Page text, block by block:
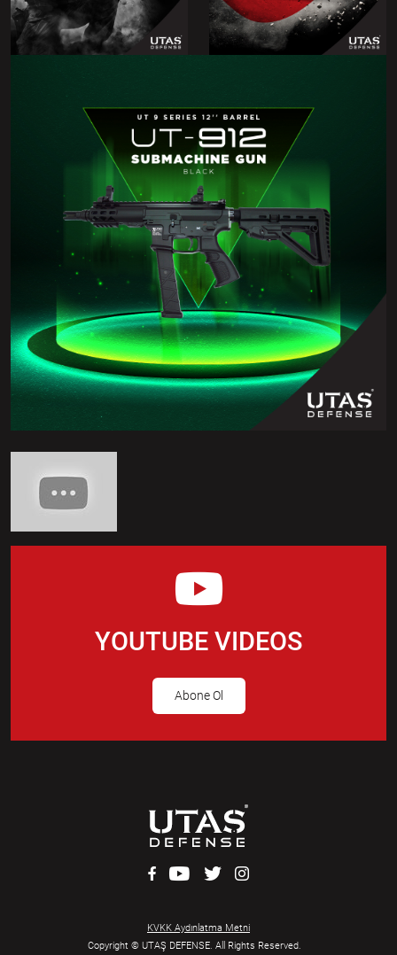
YOUTUBE VIDEOS
Abone Ol
Copyright © UTAŞ DEFENSE. All Rights Reserved.
KVKK Aydınlatma Metni